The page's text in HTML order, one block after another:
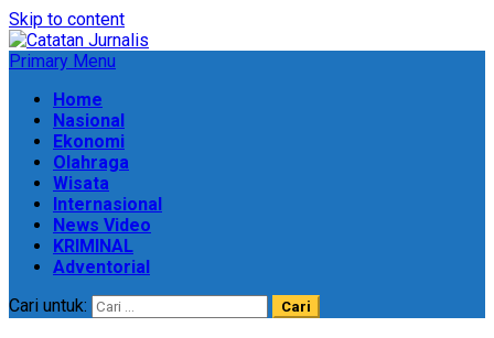
Skip to content
Primary Menu
Home
Nasional
Ekonomi
Olahraga
Wisata
Internasional
News Video
KRIMINAL
Adventorial
Cari untuk: